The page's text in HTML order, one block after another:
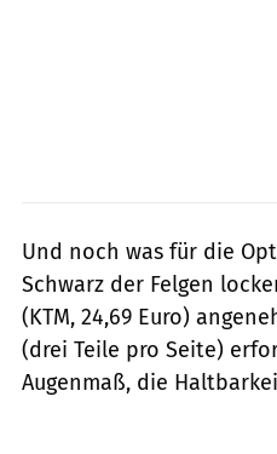
Und noch was für die
Schwarz der Felgen
(KTM, 24,69 Euro)
(drei Teile pro Seite)
Augenmaß, die